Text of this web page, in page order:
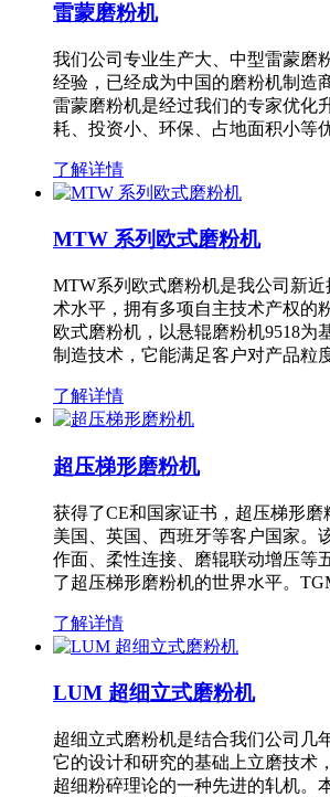
雷蒙磨粉机
我们公司专业生产大、中型雷蒙磨
经验，已经成为中国的磨粉机制造
雷蒙磨粉机是经过我们的专家优化
耗、投资小、环保、占地面积小等
了解详情
MTW 系列欧式磨粉机
MTW系列欧式磨粉机是我公司新
术水平，拥有多项自主技术产权的
欧式磨粉机，以悬辊磨粉机9518为
制造技术，它能满足客户对产品粒
了解详情
超压梯形磨粉机
获得了CE和国家证书，超压梯形磨
美国、英国、西班牙等客户国家。
作面、柔性连接、磨辊联动增压等
了超压梯形磨粉机的世界水平。
了解详情
LUM 超细立式磨粉机
超细立式磨粉机是结合我们公司几
它的设计和研究的基础上立磨技术
超细粉碎理论的一种先进的轧机。